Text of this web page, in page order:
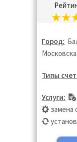
Город:
Типы
Услуги:
замена